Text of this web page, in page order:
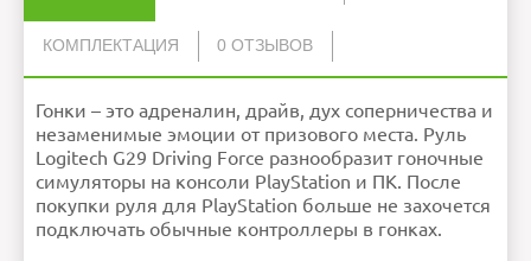
КОМПЛЕКТАЦИЯ 0 ОТЗЫВОВ
Гонки – это адреналин, драйв, дух соперничества и
незаменимые эмоции от призового места. Руль
Logitech G29 Driving Force разнообразит гоночные
симуляторы на консоли PlayStation и ПК. После
покупки руля для PlayStation больше не захочется
подключать обычные контроллеры в гонках.
Вес 2,25 кг
PlayStation 5, PlayStation 4.
PlayStation 3
Ошибка в описании?
Педали 3
НАПИСАТЬ ОТЗЫВ
Внимание:HTML не поддерживается! Используйте
Рейтинг Плохо Хорошо